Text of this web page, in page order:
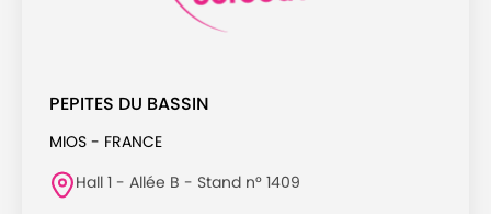
PEPITES DU BASSIN
MIOS - FRANCE
Hall 1 - Allée B - Stand n° 1409